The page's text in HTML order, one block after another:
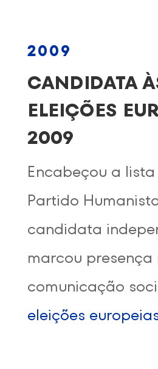
2009
CANDIDATA
ELEIÇÕES
2009
Encabeçou a
Partido
candidata
marcou presença
comunicação
eleições